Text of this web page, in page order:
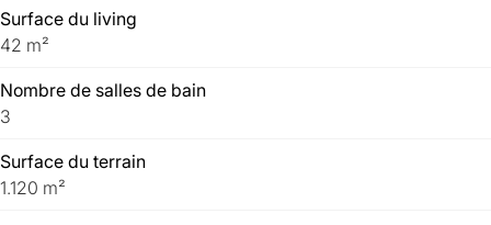
Surface du living
42 m²
Nombre de salles de bain
3
Surface du terrain
1.120 m²